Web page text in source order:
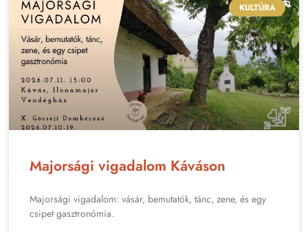
KULTÚRA
Majorsági vigadalom Káváson
Majorsági vigadalom: vásár, bemutatók, tánc, zene, és egy
csipet gasztronómia.